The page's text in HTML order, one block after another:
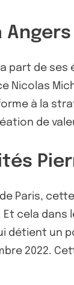
Angers
de
Nicolas
à la
de
Paris,
Et cela
détient un
2022.